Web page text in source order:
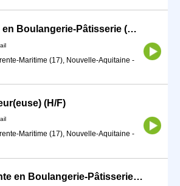
Alternant Vente en Boulangerie-Pâtisserie (H/F)
Maritime (17), Nouvelle-Aquitaine -
(H/F)
Maritime (17), Nouvelle-Aquitaine -
Alternant(e) Vente en Boulangerie-Pâtisserie (H/F)